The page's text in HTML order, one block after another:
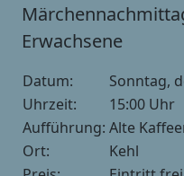
Erwachsene
Datum:
Sonntag,
Uhrzeit:
15:00 Uhr
Aufführung: Alte
Ort:
Kehl